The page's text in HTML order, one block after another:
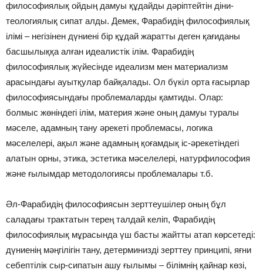
философиялық ойдың дамуы құдайды дәріптейтін діни-
теологиялық сипат алды. Демек, Фарабидің философиялық
ілімі – негізінен дүниені бір құдай жаратты деген қағиданы
басшылыққа алған идеалистік ілім. Фарабидің
философиялық жүйесінде идеализм мен материализм
арасындағы ауытқулар байқалады. Ол бүкіл орта ғасырлар
философиясындағы проблемаларды қамтиды. Олар:
болмыс жөніндегі ілім, материя және оның дамуы туралы
мәселе, адамның тану әрекеті проблемасы, логика
мәселелері, ақыл және адамның қоғамдық іс-әрекетіндегі
алатын орны, этика, эстетика мәселелері, натурфилософия
және ғылымдар методологиясы проблемалары т.б.
Әл-Фарабидің философиясын зерттеушілер оның бұл
саладағы трактатын терең талдай келіп, Фа­ра­бидің
философиялық мұрасында үш басты жайтты атап көрсетеді:
дүниенің мәңгілігін тану, детерминизді зерттеу принципі, яғни
себептілік сыр-сипатын ашу ғылымы – білімнің қайнар көзі,